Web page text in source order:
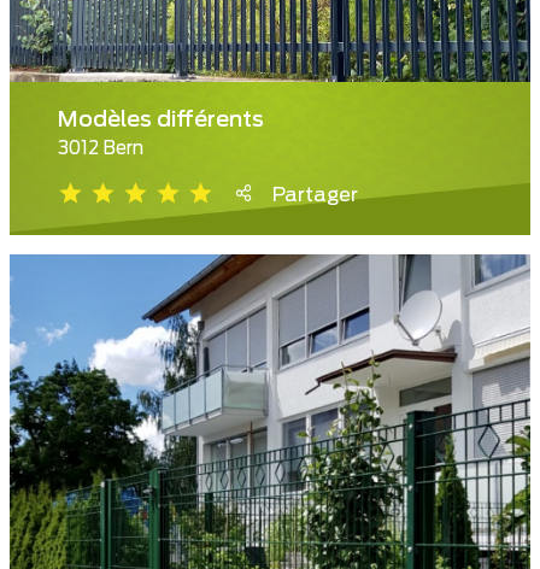
Modèles différents
3012 Bern
Partager